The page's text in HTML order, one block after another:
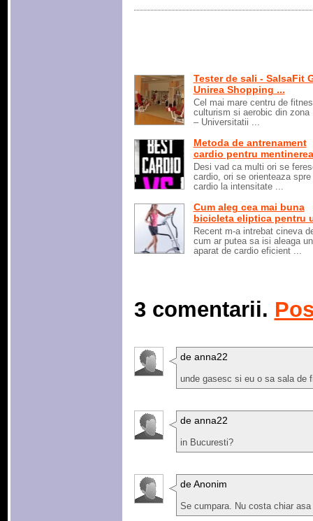
Tester de sali - SalsaFit
Unirea Shopping ...
Cel mai mare centru de
culturism si aerobic din zona
– Universitatii ...
Metoda de antrenament
cardio pentru
Desi vad ca multi ori se
cardio, ori se orienteaza spre
cardio la intensitate ...
Cum aleg cea mai buna
bicicleta eliptica pentru
Recent m-a intrebat cineva
cum ar putea sa isi aleaga un
aparat de cardio eficient ...
3 comentarii.
de anna22
unde gasesc si eu o sa sala de
de anna22
in Bucuresti?
de Anonim
Se cumpara. Nu costa chiar